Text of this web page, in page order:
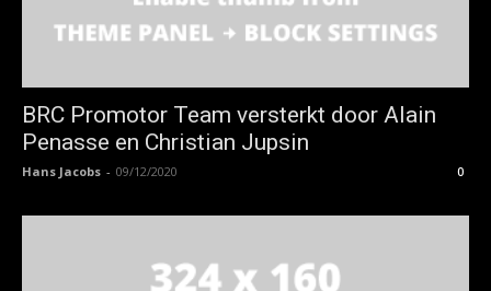
BRC Promotor Team versterkt door Alain
Penasse en Christian Jupsin
Hans Jacobs - 09/12/2020 0